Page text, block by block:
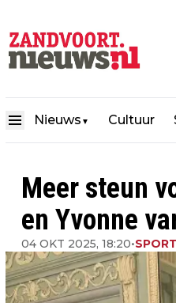
Nieuws ▼ Cultuur
Meer steun
en Yvonne
04 OKT 2025, 18:20•SPORT